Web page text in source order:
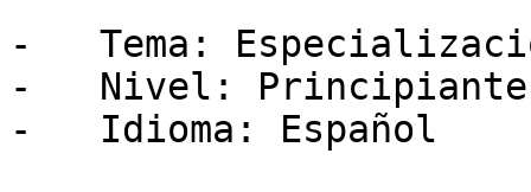
-   Tema:
-   Nivel: Principiante
-   Idioma: Español